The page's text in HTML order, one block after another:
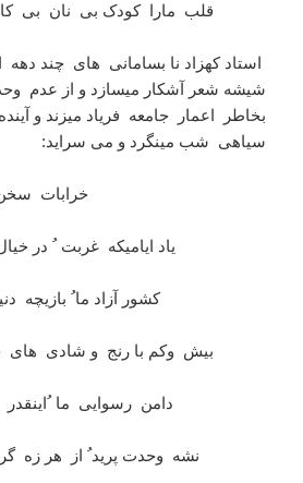
قلب مارا کودک بی نان بی
استاد کهزاد نا بسامانی های چند دهه
شیشه شعر آشکار میسازد و از عدم
بخاطر اعمار جامعه فریاد میزند و
سیاهی شب مینگرد و می سراید:
خرابات
یاد ایامیکه غربت ُ در
کشور آزاد ما ُ بازیچه
بیش وکم با رنج و شادی های
دامن رسوایی ما ُاینقدر
نشه وحدت پرید ُ از هر زه